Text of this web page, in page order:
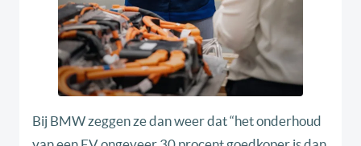
Bij BMW zeggen ze dan weer dat “het onderhoud